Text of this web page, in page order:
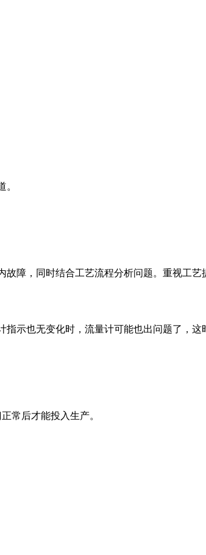
障，同时结合工艺流程分析问题。重视工
示也无变化时，流量计可能也出问题了，这
常后才能投入生产。